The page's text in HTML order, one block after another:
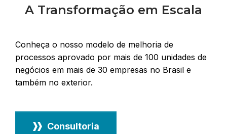
A Transformação em Escala
Conheça o nosso modelo de melhoria de
processos aprovado por mais de 100 unidades de
negócios em mais de 30 empresas no Brasil e
também no exterior.
Consultoria